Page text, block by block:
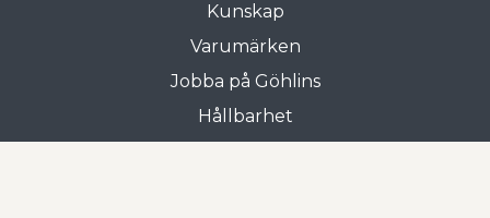
Kunskap
Varumärken
Jobba på Göhlins
Hållbarhet